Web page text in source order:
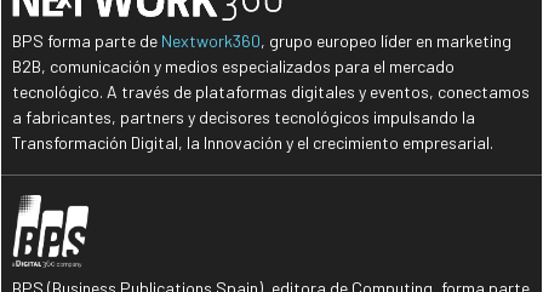
BPS forma parte de Nextwork360, grupo europeo líder en marketing
B2B, comunicación y medios especializados para el mercado
tecnológico. A través de plataformas digitales y eventos, conectamos
a fabricantes, partners y decisores tecnológicos impulsando la
Transformación Digital, la Innovación y el crecimiento empresarial.
BPS (Business Publications Spain), editora de Computing, forma parte